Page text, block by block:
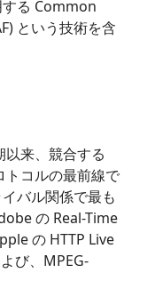
る Common
という技術を含
来、競合する
トコルの最前線で
バル関係で最も
の Real-Time
の HTTP Live
び、MPEG-